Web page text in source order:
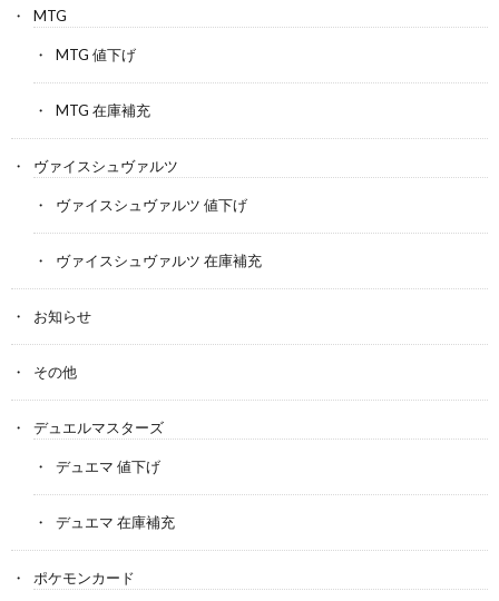
MTG
MTG 値下げ
MTG 在庫補充
ヴァイスシュヴァルツ
ヴァイスシュヴァルツ 値下げ
ヴァイスシュヴァルツ 在庫補充
お知らせ
その他
デュエルマスターズ
デュエマ 値下げ
デュエマ 在庫補充
ポケモンカード